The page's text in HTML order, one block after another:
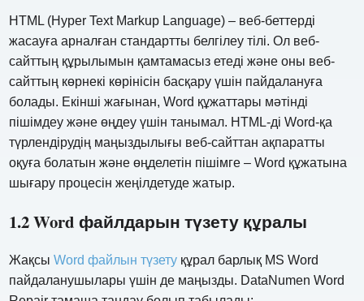
HTML (Hyper Text Markup Language) – веб-беттерді
жасауға арналған стандартты белгілеу тілі. Ол веб-
сайттың құрылымын қамтамасыз етеді және оны веб-
сайттың көрнекі көрінісін басқару үшін пайдалануға
болады. Екінші жағынан, Word құжаттары мәтінді
пішімдеу және өңдеу үшін танымал. HTML-ді Word-қа
түрлендірудің маңыздылығы веб-сайттан ақпаратты
оқуға болатын және өңделетін пішімге – Word құжатына
шығару процесін жеңілдетуде жатыр.
1.2 Word файлдарын түзету құралы
ЖақсыWord файлын түзету құрал барлық MS Word
пайдаланушылары үшін де маңызды. DataNumen Word